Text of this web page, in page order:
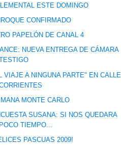
ESTE DOMINGO
CONFIRMADO
PAPELÓN DE CANAL 4
NUEVA ENTREGA DE CÁMARA
VIAJE A NINGUNA PARTE" EN CALLE
MONTE CARLO
SUSANA: SI NOS QUEDARA
TIEMPO...
PASCUAS 2009!